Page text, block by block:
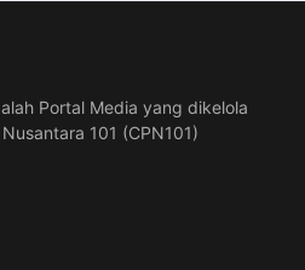
Portal Media yang dikelola
101 (CPN101)